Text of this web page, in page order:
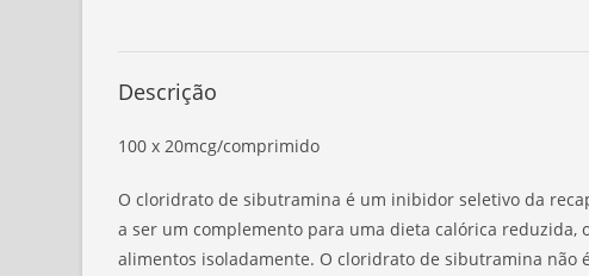
Descrição
100 x 20mcg/comprimido
O cloridrato de sibutramina é um inibidor seletivo da
a ser um complemento para uma dieta calórica reduzida,
alimentos isoladamente. O cloridrato de sibutramina não